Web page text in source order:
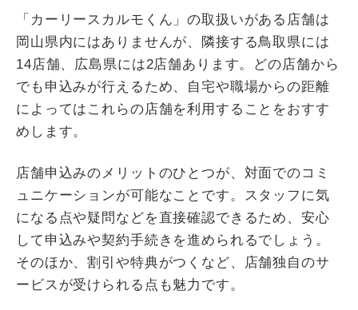
「カーリースカルモくん」の取扱いがある店舗は
岡山県内にはありませんが、隣接する鳥取県には
14店舗、広島県には2店舗あります。どの店舗から
でも申込みが行えるため、自宅や職場からの距離
によってはこれらの店舗を利用することをおすす
めします。
店舗申込みのメリットのひとつが、対面でのコミ
ュニケーションが可能なことです。スタッフに気
になる点や疑問などを直接確認できるため、安心
して申込みや契約手続きを進められるでしょう。
そのほか、割引や特典がつくなど、店舗独自のサ
ービスが受けられる点も魅力です。